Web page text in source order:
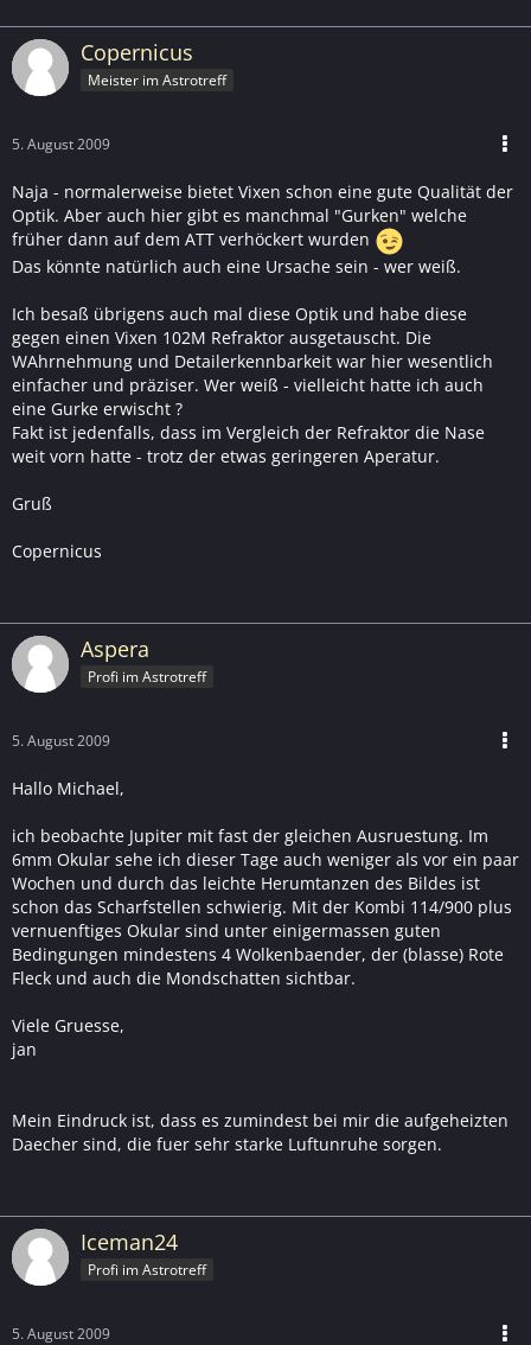
Copernicus
Meister im Astrotreff
5. August 2009
Naja - normalerweise bietet Vixen schon eine gute Qualität der
Optik. Aber auch hier gibt es manchmal "Gurken" welche
früher dann auf dem ATT verhöckert wurden
Das könnte natürlich auch eine Ursache sein - wer weiß.
Ich besaß übrigens auch mal diese Optik und habe diese
gegen einen Vixen 102M Refraktor ausgetauscht. Die
WAhrnehmung und Detailerkennbarkeit war hier wesentlich
einfacher und präziser. Wer weiß - vielleicht hatte ich auch
eine Gurke erwischt ?
Fakt ist jedenfalls, dass im Vergleich der Refraktor die Nase
weit vorn hatte - trotz der etwas geringeren Aperatur.
Gruß
Copernicus
Aspera
Profi im Astrotreff
5. August 2009
Hallo Michael,
ich beobachte Jupiter mit fast der gleichen Ausruestung. Im
6mm Okular sehe ich dieser Tage auch weniger als vor ein paar
Wochen und durch das leichte Herumtanzen des Bildes ist
schon das Scharfstellen schwierig. Mit der Kombi 114/900 plus
vernuenftiges Okular sind unter einigermassen guten
Bedingungen mindestens 4 Wolkenbaender, der (blasse) Rote
Fleck und auch die Mondschatten sichtbar.
Viele Gruesse,
jan
Mein Eindruck ist, dass es zumindest bei mir die aufgeheizten
Daecher sind, die fuer sehr starke Luftunruhe sorgen.
Iceman24
Profi im Astrotreff
5. August 2009